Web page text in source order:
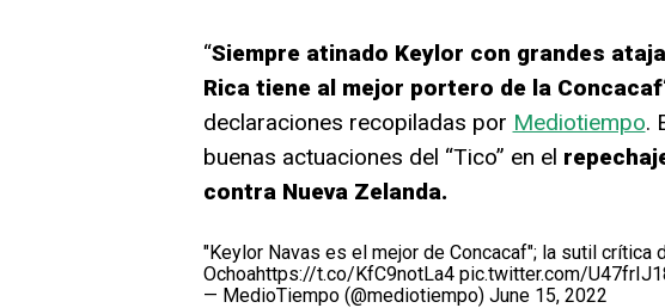
“Siempre atinado Keylor con grandes
Rica tiene al mejor portero de la Concacaf
declaraciones recopiladas por Mediotiempo.
buenas actuaciones del “Tico” en el
contra Nueva Zelanda.
"Keylor Navas es el mejor de Concacaf"; la sutil crítica
Ochoahttps://t.co/KfC9notLa4 pic.twitter.com/
— MedioTiempo (@mediotiempo) June 15, 2022